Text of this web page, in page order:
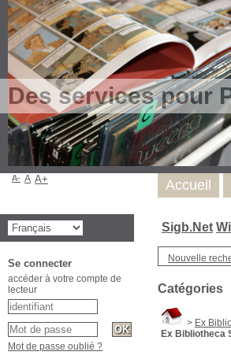
Des services pour
Sigb.Net
Nouvelle
Catégories
> Ex
Ex Bibliotheca
Accueil
A- A A+
Se connecter
accéder à votre compte de
lecteur
Mot de passe oublié ?